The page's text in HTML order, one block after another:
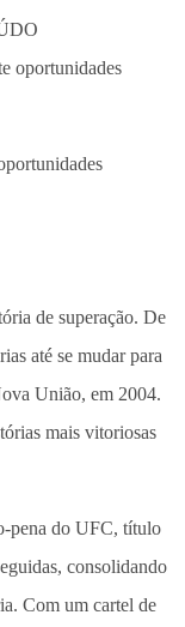
de superação. De
até se mudar para
União, em 2004.
mais vitoriosas
pena do UFC, título
consolidando
Com um cartel de